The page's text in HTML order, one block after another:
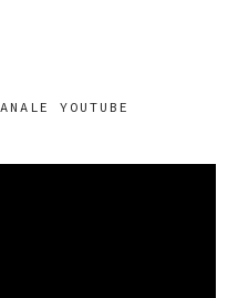
YOUTUBE